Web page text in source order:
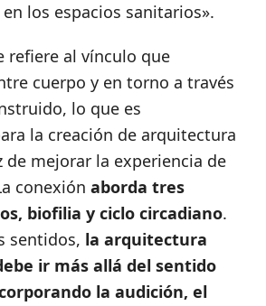
los espacios sanitarios».
refiere al vínculo que
cuerpo y en torno a través
lo que es
la creación de arquitectura
de mejorar la experiencia de
conexión aborda tres
biofilia y ciclo circadiano.
sentidos, la arquitectura
ir más allá del sentido
la audición, el